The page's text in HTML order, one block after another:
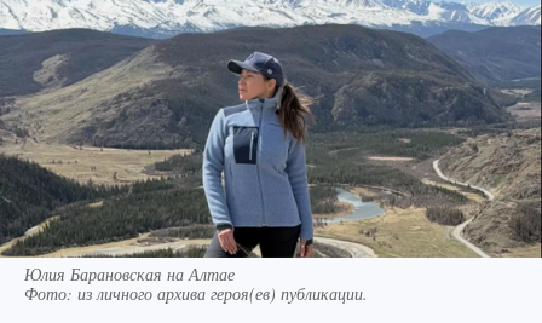
Юлия Барановская на Алтае
Фото: из личного архива героя(ев) публикации.